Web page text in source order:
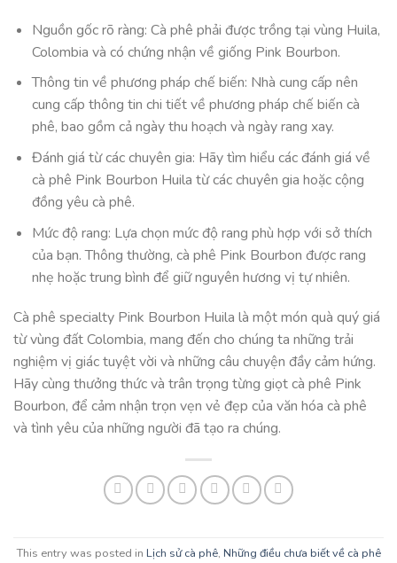
Nguồn gốc rõ ràng: Cà phê phải được trồng tại vùng Huila,
Colombia và có chứng nhận về giống Pink Bourbon.
Thông tin về phương pháp chế biến: Nhà cung cấp nên
cung cấp thông tin chi tiết về phương pháp chế biến cà
phê, bao gồm cả ngày thu hoạch và ngày rang xay.
Đánh giá từ các chuyên gia: Hãy tìm hiểu các đánh giá về
cà phê Pink Bourbon Huila từ các chuyên gia hoặc cộng
đồng yêu cà phê.
Mức độ rang: Lựa chọn mức độ rang phù hợp với sở thích
của bạn. Thông thường, cà phê Pink Bourbon được rang
nhẹ hoặc trung bình để giữ nguyên hương vị tự nhiên.
Cà phê specialty Pink Bourbon Huila là một món quà quý giá
từ vùng đất Colombia, mang đến cho chúng ta những trải
nghiệm vị giác tuyệt vời và những câu chuyện đầy cảm hứng.
Hãy cùng thưởng thức và trân trọng từng giọt cà phê Pink
Bourbon, để cảm nhận trọn vẹn vẻ đẹp của văn hóa cà phê
và tình yêu của những người đã tạo ra chúng.
This entry was posted in Lịch sử cà phê, Những điều chưa biết về cà phê